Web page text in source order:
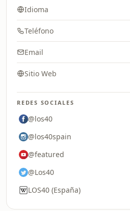
Idioma
Teléfono
Email
Sitio Web
REDES SOCIALES
@los40
@los40spain
@featured
@Los40
LOS40 (España)